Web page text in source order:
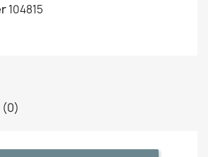
104815